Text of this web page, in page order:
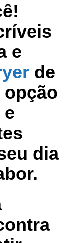
e
de
opção
dia